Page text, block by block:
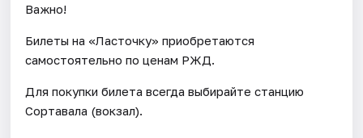
Важно!
Билеты на «Ласточку» приобретаются
самостоятельно по ценам РЖД.
Для покупки билета всегда выбирайте станцию
Сортавала (вокзал).